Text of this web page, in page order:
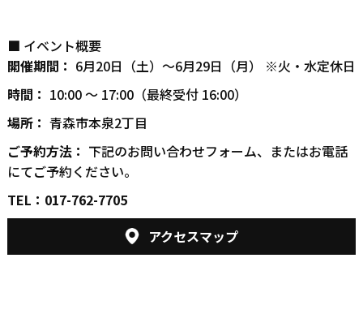
■ イベント概要
開催期間： 6月20日（土）～6月29日（月） ※火・水定休日
時間： 10:00 ～ 17:00（最終受付 16:00）
場所： 青森市本泉2丁目
ご予約方法： 下記のお問い合わせフォーム、またはお電話
にてご予約ください。
TEL：017-762-7705
アクセスマップ